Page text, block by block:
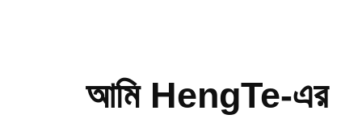
আমি HengTe-এর